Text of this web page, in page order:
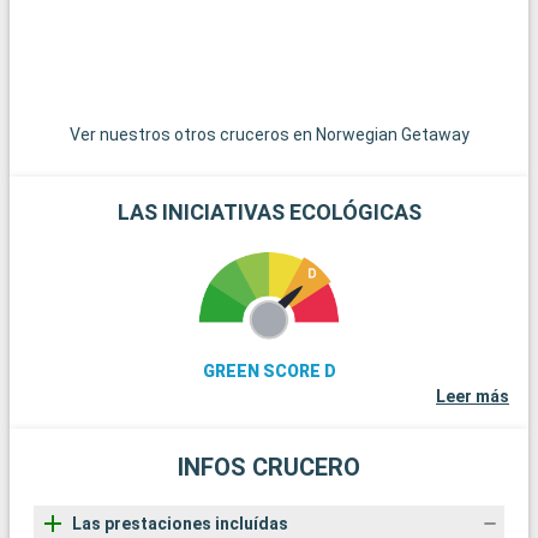
Ver nuestros otros cruceros en Norwegian Getaway
LAS INICIATIVAS ECOLÓGICAS
GREEN SCORE D
Leer más
INFOS CRUCERO
Las prestaciones incluídas